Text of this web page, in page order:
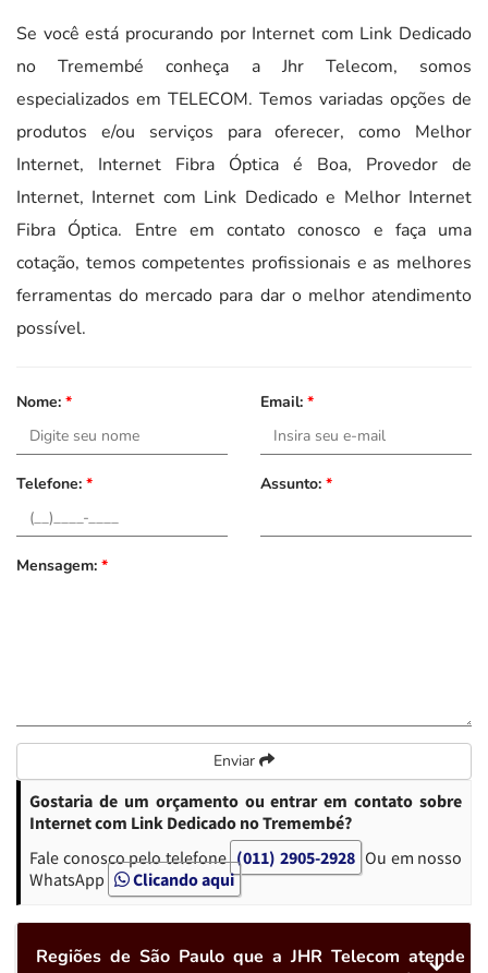
Se você está procurando por Internet com Link Dedicado
no Tremembé conheça a Jhr Telecom, somos
especializados em TELECOM. Temos variadas opções de
produtos e/ou serviços para oferecer, como Melhor
Internet, Internet Fibra Óptica é Boa, Provedor de
Internet, Internet com Link Dedicado e Melhor Internet
Fibra Óptica. Entre em contato conosco e faça uma
cotação, temos competentes profissionais e as melhores
ferramentas do mercado para dar o melhor atendimento
possível.
Nome: * Email: *
Telefone: * Assunto: *
Mensagem: *
Enviar
Gostaria de um orçamento ou entrar em contato sobre
Internet com Link Dedicado no Tremembé?
Fale conosco pelo telefone (011) 2905-2928 Ou em nosso
WhatsApp
Clicando aqui
Regiões de São Paulo que a JHR Telecom atende